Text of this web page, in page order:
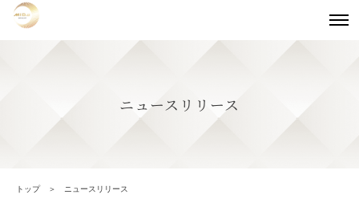
ニュースリリース
トップ ニュースリリース